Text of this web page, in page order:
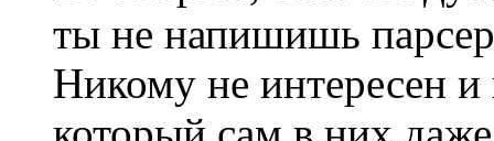
ты не напишишь
Никому не интересен и